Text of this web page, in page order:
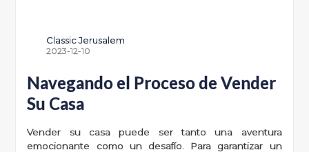
Classic Jerusalem
2023-12-10
Navegando el Proceso de Vender
Su Casa
Vender su casa puede ser tanto una aventura
emocionante como un desafío. Para garantizar un